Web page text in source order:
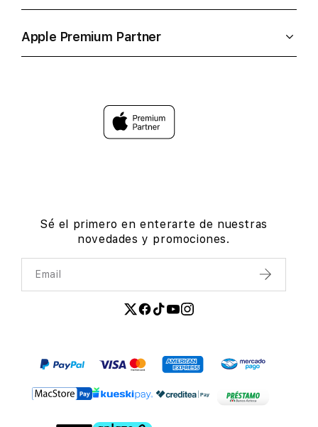
Apple Premium Partner
Sé el primero en enterarte de nuestras
novedades y promociones.
Email